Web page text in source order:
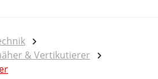
& Vertikutierer